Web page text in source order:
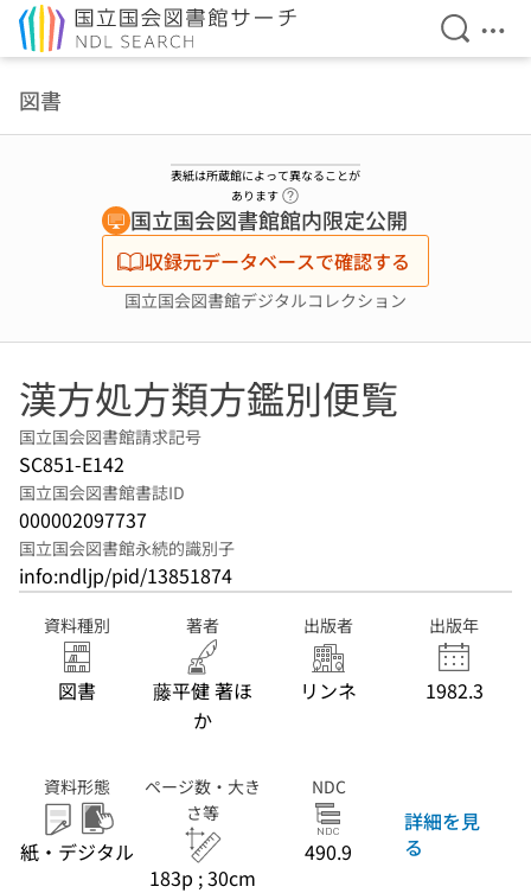
検索を
メ
図書
表紙は所蔵館によって異なることが
あります
国立国会図書館館内限定公開
収録元データベースで確認する
国立国会図書館デジタルコレクション
漢方処方類方鑑別便覧
国立国会図書館請求記号
SC851-E142
国立国会図書館書誌ID
000002097737
国立国会図書館永続的識別子
info:ndljp/pid/13851874
資料種別
図書
著者
藤平健 著ほ
か
出版者
リンネ
出版年
1982.3
資料形態
紙・デジタル
ページ数・大き
さ等
183p ; 30cm
NDC
490.9
詳細を見
る